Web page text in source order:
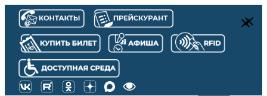
close
close